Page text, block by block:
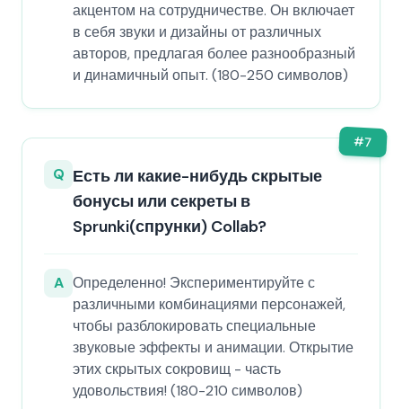
акцентом на сотрудничестве. Он включает
в себя звуки и дизайны от различных
авторов, предлагая более разнообразный
и динамичный опыт. (180-250 символов)
#7
Q Есть ли какие-нибудь скрытые
бонусы или секреты в
Sprunki(спрунки) Collab?
A Определенно! Экспериментируйте с
различными комбинациями персонажей,
чтобы разблокировать специальные
звуковые эффекты и анимации. Открытие
этих скрытых сокровищ - часть
удовольствия! (180-210 символов)